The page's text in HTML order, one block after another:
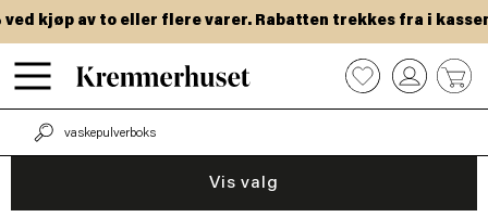
Hopp
til
hovedinnhold
kjøp av to eller flere varer. Rabatten trekkes fra i
0
Vis valg